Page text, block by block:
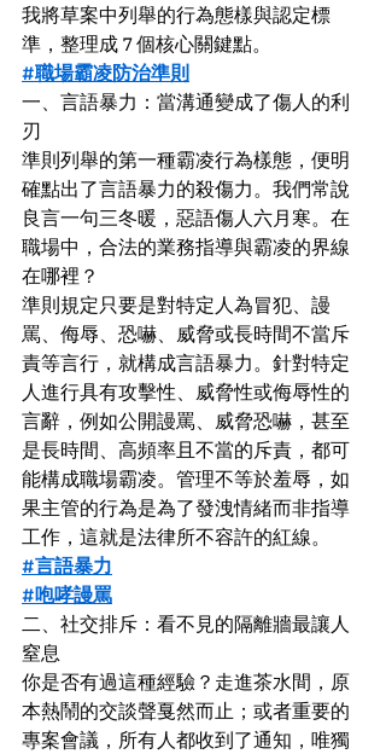
我將草案中列舉的行為態樣與認定標
準，整理成 7 個核心關鍵點。
#職場霸凌防治準則
一、言語暴力：當溝通變成了傷人的利
刃
準則列舉的第一種霸凌行為樣態，便明
確點出了言語暴力的殺傷力。我們常說
良言一句三冬暖，惡語傷人六月寒。在
職場中，合法的業務指導與霸凌的界線
在哪裡？
準則規定只要是對特定人為冒犯、謾
罵、侮辱、恐嚇、威脅或長時間不當斥
責等言行，就構成言語暴力。針對特定
人進行具有攻擊性、威脅性或侮辱性的
言辭，例如公開謾罵、威脅恐嚇，甚至
是長時間、高頻率且不當的斥責，都可
能構成職場霸凌。管理不等於羞辱，如
果主管的行為是為了發洩情緒而非指導
工作，這就是法律所不容許的紅線。
#言語暴力
#咆哮謾罵
二、社交排斥：看不見的隔離牆最讓人
窒息
你是否有過這種經驗？走進茶水間，原
本熱鬧的交談聲戛然而止；或者重要的
專案會議，所有人都收到了通知，唯獨